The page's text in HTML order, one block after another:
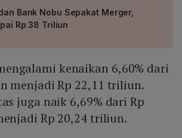
Bank Nobu Sepakat Merger,
Rp 38 Triliun
kenaikan 6,60% dari
menjadi Rp 22,11 triliun.
juga naik 6,69% dari Rp
Rp 20,24 triliun.